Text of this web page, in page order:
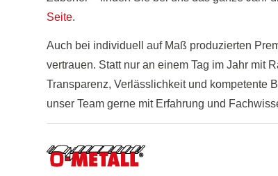
Seite.
Auch bei individuell auf Maß produzierten
vertrauen. Statt nur an einem Tag im Jahr mit
Transparenz, Verlässlichkeit und kompetente
unser Team gerne mit Erfahrung und